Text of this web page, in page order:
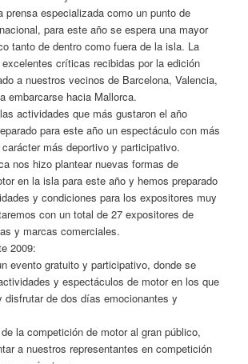
prensa especializada como un punto de
para este año se espera una mayor
tanto de dentro como fuera de la isla. La
críticas recibidas por la edición
a nuestros vecinos de Barcelona, Valencia,
embarcarse hacia Mallorca.
actividades que más gustaron el año
para este año un espectáculo con más
más deportivo y participativo.
nos hizo plantear nuevas formas de
en la isla para este año y hemos preparado
y condiciones para los expositores muy
con un total de 27 expositores de
y marcas comerciales.
2009:
evento gratuito y participativo, donde se
y espectáculos de motor en los que
disfrutar de dos días emocionantes y
la competición de motor al gran público,
a nuestros representantes en competición